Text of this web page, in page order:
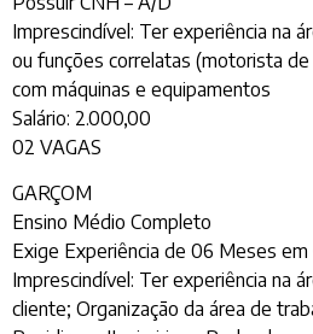
Imprescindível: Ter experiência na
ou funções correlatas (motorista de
com máquinas e equipamentos
Salário: 2.000,00
02 VAGAS
GARÇOM
Ensino Médio Completo
Exige Experiência de 06 Meses em
Imprescindível: Ter experiência na
cliente; Organização da área de